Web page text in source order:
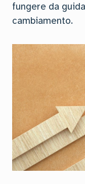
fungere da
cambiamento.